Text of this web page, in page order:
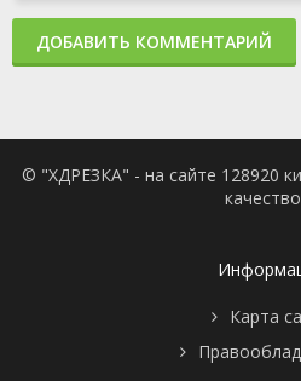
ДОБАВИТЬ КОММЕНТАРИЙ
© "ХДРЕЗКА" - на сайте 128920
Карта